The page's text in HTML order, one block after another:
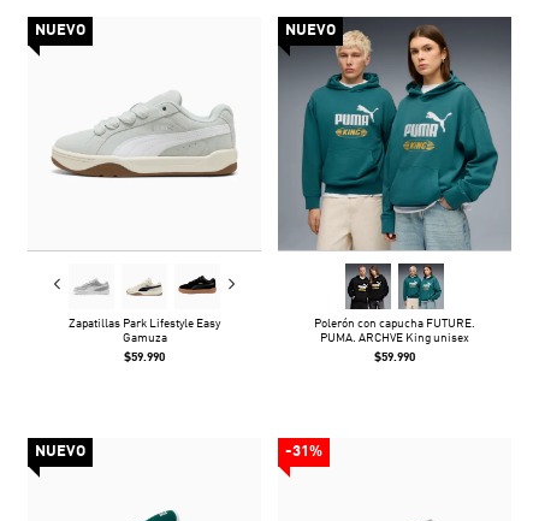
NUEVO
Zapatillas Park Lifestyle Easy
Gamuza
$59.990
NUEVO
Polerón con capucha FUTURE.
PUMA. ARCHVE King unisex
$59.990
NUEVO -31%